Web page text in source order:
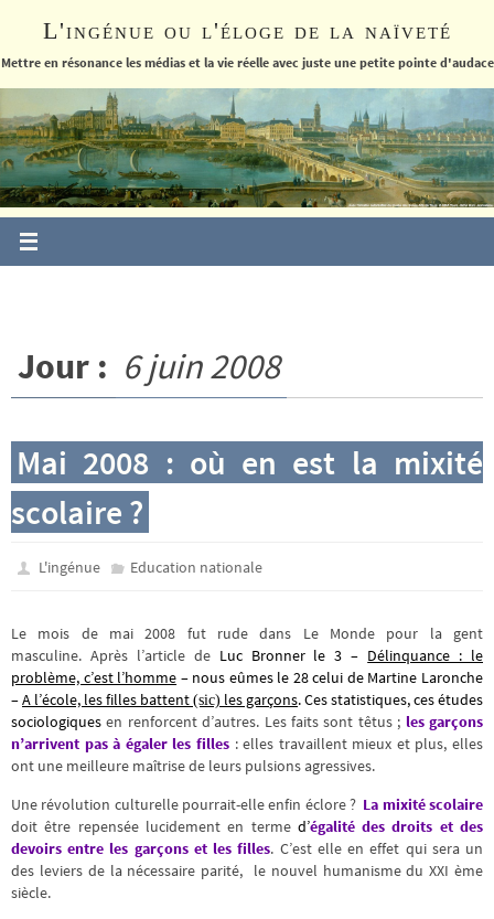
le
L'ingénue ou l'éloge de la naïveté
Mettre en résonance les médias et la vie réelle avec juste une petite pointe d'audace
Jour : 6 juin 2008
Mai 2008 : où en est la mixité
scolaire ?
L'ingénue Education nationale
Le mois de mai 2008 fut rude dans Le Monde pour la gent
masculine. Après l’article de Luc Bronner le 3 – Délinquance : le
problème, c’est l’homme – nous eûmes le 28 celui de Martine Laronche
–A l’école, les filles battent(sic) les garçons.Ces statistiques, ces études
sociologiques en renforcent d’autres. Les faits sont têtus ; lesgarçons
n’arrivent pas à égaler les filles : elles travaillent mieux et plus, elles
ont une meilleure maîtrise de leurs pulsions agressives.
Une révolution culturelle pourrait-elle enfin éclore ? La mixité scolaire
doit être repensée lucidement en terme d’égalité des droits et des
devoirs entre les garçons et les filles. C’est elle en effet qui sera un
des leviers de la nécessaire parité, le nouvel humanisme du XXI ème
siècle.